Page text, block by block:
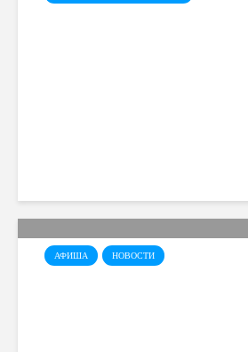
АФИША НОВОСТИ